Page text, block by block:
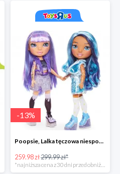
-13%
Poopsie, Lalka tęczowa niespodzianka
259.98 zł299.99 zł*
*najniższa cena z 30 dni przed obniżką